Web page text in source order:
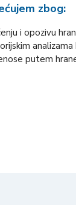
zbog:
i opozivu
analizama
putem